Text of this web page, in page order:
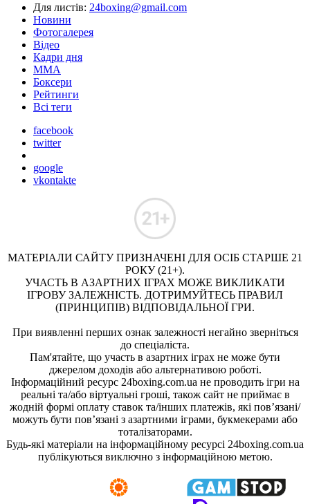
Для листів: 24boxing@gmail.com
Новини
Фотогалерея
Відео
Кадри дня
ММА
Боксери
Рейтинги
Всі теги
facebook
twitter
google
vkontakte
МАТЕРІАЛИ САЙТУ ПРИЗНАЧЕНІ ДЛЯ ОСІБ СТАРШЕ 21
РОКУ (21+).
УЧАСТЬ В АЗАРТНИХ ІГРАХ МОЖЕ ВИКЛИКАТИ
ІГРОВУ ЗАЛЕЖНІСТЬ. ДОТРИМУЙТЕСЬ ПРАВИЛ
(ПРИНЦИПІВ) ВІДПОВІДАЛЬНОЇ ГРИ.
При виявленні перших ознак залежності негайно зверніться
до спеціаліста.
Пам'ятайте, що участь в азартних іграх не може бути
джерелом доходів або альтернативою роботі.
Інформаційний ресурс 24boxing.com.ua не проводить ігри на
реальні та/або віртуальні гроші, також сайт не приймає в
жодній формі оплату ставок та/інших платежів, які пов’язані/
можуть бути пов’язані з азартними іграми, букмекерами або
тоталізаторами.
Будь-які матеріали на інформаційному ресурсі 24boxing.com.ua
публікуються виключно з інформаційною метою.